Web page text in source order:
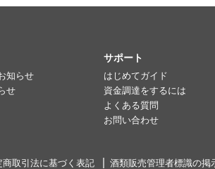
知らせ
せ
サポート
はじめてガイド
資金調達をするには
よくある質問
お問い合わせ
商取引法に基づく表記 酒類販売管理者標識の掲